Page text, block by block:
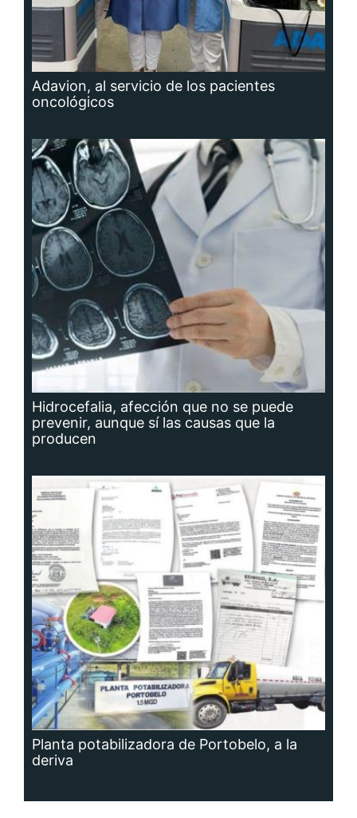
Adavion, al servicio de los pacientes
oncológicos
Hidrocefalia, afección que no se puede
prevenir, aunque sí las causas que la
producen
Planta potabilizadora de Portobelo, a la
deriva